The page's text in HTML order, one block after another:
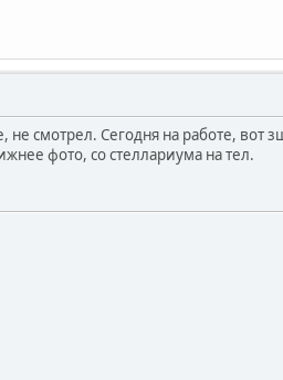
не смотрел. Сегодня на работе, вот
фото, со стеллариума на тел.